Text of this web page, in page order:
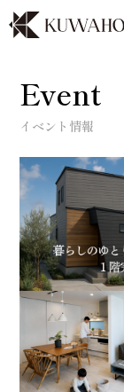
Event
イベント情報